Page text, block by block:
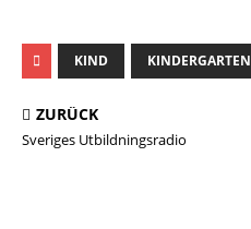
KIND KINDERGARTEN
ZURÜCK
Sveriges Utbildningsradio